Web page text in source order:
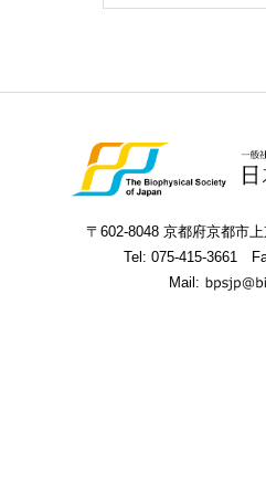
〒602-8048 京都府京都市
Tel: 075-415-3661
Mail: